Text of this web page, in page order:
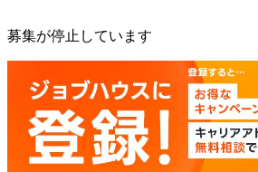
募集が停止しています